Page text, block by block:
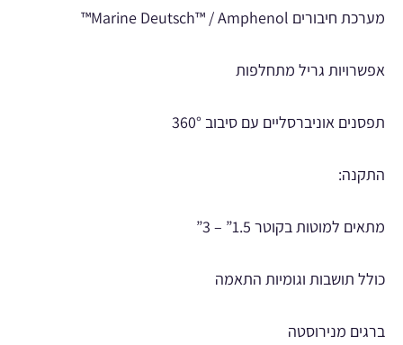
מערכת חיבורים Marine Deutsch™ / Amphenol™
אפשרויות גריל מתחלפות
תפסנים אוניברסליים עם סיבוב 360°
התקנה:
מתאים למוטות בקוטר 1.5” – 3”
כולל תושבות וגומיות התאמה
ברגים מנירוסטה